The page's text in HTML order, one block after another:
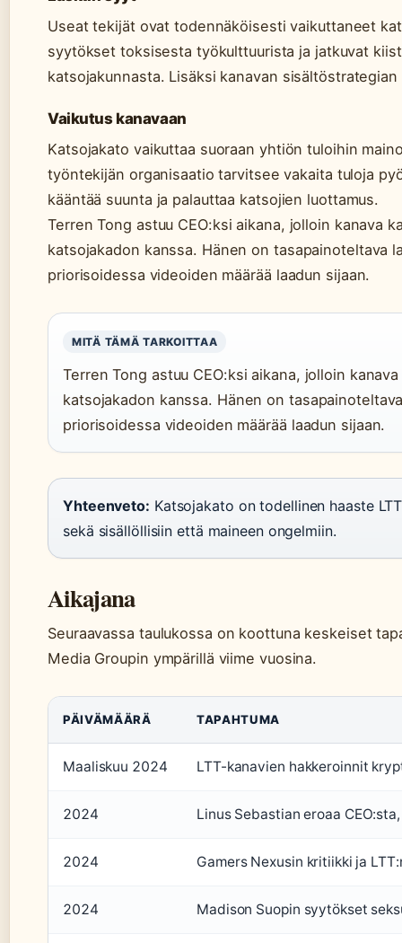
Useat tekijät ovat todennäköisesti vaikuttaneet
syytökset toksisesta työkulttuurista ja jatkuvat
katsojakunnasta. Lisäksi kanavan
Vaikutus kanavaan
Katsojakato vaikuttaa suoraan yhtiön tuloihin
työntekijän organisaatio tarvitsee vakaita tuloja
kääntää suunta ja palauttaa katsojien luottamus.
Terren Tong astuu CEO:ksi aikana, jolloin kanava
katsojakadon kanssa. Hänen on tasapainoteltava
priorisoidessa videoiden määrää laadun sijaan.
MITÄ TÄMÄ TARKOITTAA
Terren Tong astuu CEO:ksi aikana, jolloin
katsojakadon kanssa. Hänen on
priorisoidessa videoiden määrää laadun sijaan.
Yhteenveto: Katsojakato on todellinen haaste
sekä sisällöllisiin että maineen ongelmiin.
Aikajana
Seuraavassa taulukossa on koottuna keskeiset
Media Groupin ympärillä viime vuosina.
PÄIVÄMÄÄRÄ TAPAHTUMA
Maaliskuu 2024 LTT-kanavien hakkeroinnit
2024 Linus Sebastian eroaa
2024 Gamers Nexusin kritiikki ja
2024 Madison Suopin syytökset